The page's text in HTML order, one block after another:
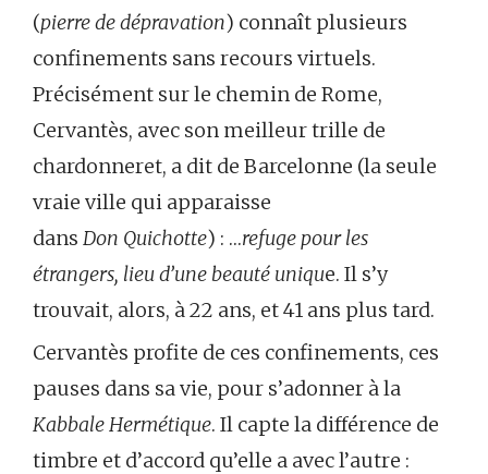
(pierre de dépravation) connaît plusieurs
confinements sans recours virtuels.
Précisément sur le chemin de Rome,
Cervantès, avec son meilleur trille de
chardonneret, a dit de Barcelonne (la seule
vraie ville qui apparaisse
dans Don Quichotte) : …refuge pour les
étrangers, lieu d’une beauté unique. Il s’y
trouvait, alors, à 22 ans, et 41 ans plus tard.
Cervantès profite de ces confinements, ces
pauses dans sa vie, pour s’adonner à la
Kabbale Hermétique. Il capte la différence de
timbre et d’accord qu’elle a avec l’autre :